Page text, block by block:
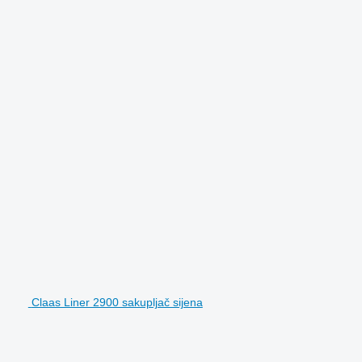
Claas Liner 2900 sakupljač sijena